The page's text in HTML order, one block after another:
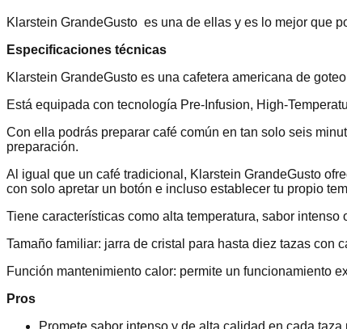
Klarstein GrandeGusto es una de ellas y es lo mejor que
Especificaciones técnicas
Klarstein GrandeGusto es una cafetera americana de
Está equipada con tecnología Pre-Infusion, High-
Con ella podrás preparar café común en tan solo seis
preparación.
Al igual que un café tradicional, Klarstein GrandeGusto
con solo apretar un botón e incluso establecer tu propio
Tiene características como alta temperatura, sabor
Tamaño familiar: jarra de cristal para hasta diez tazas con
Función mantenimiento calor: permite un funcionamiento
Pros
Promete sabor intenso y de alta calidad en cada